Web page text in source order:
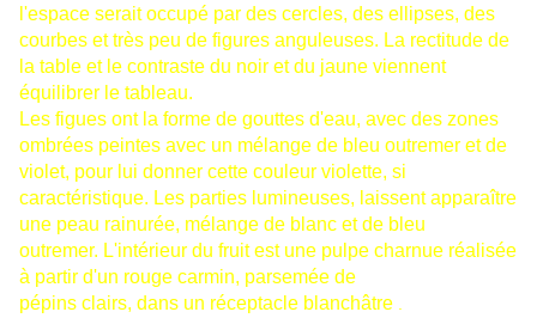
l'espace serait occupé par des cercles, des ellipses, des
courbes et très peu de figures anguleuses. La rectitude de
la table et le contraste du noir et du jaune viennent
équilibrer le tableau.
Les figues ont la forme de gouttes d'eau, avec des zones
ombrées peintes avec un mélange de bleu outremer et de
violet, pour lui donner cette couleur violette, si
caractéristique. Les parties lumineuses, laissent apparaître
une peau rainurée, mélange de blanc et de bleu
outremer. L'intérieur du fruit est une pulpe charnue réalisée
à partir d'un rouge carmin, parsemée de
pépins clairs, dans un réceptacle blanchâtre